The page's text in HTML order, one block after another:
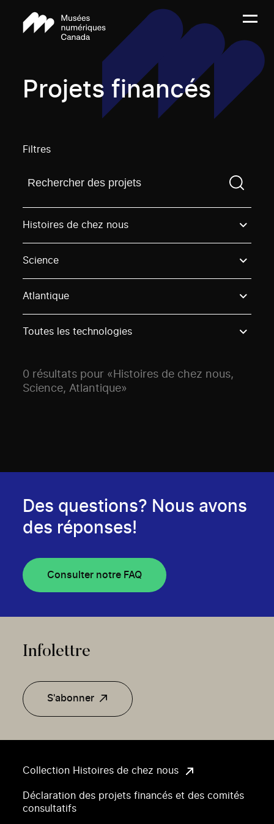
Projets financés
Filtres
Trouvez un projetVous devez saisir un terme de
Histoires de chez nous
Science
Atlantique
Toutes les technologies
0 résultats pour «Histoires de chez nous,
Science, Atlantique»
Collection Histoires de chez nous
Déclaration des projets financés et des comités
consultatifs
Des questions? Nous avons
des réponses!
Consulter notre FAQ
Infolettre
S'abonner